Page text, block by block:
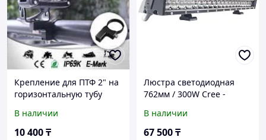
Крепление для ПТФ 2" на
горизонтальную тубу
В наличии
10 400₸
Люстра светодиодная
762мм / 300W Cree -
В наличии
67 500₸